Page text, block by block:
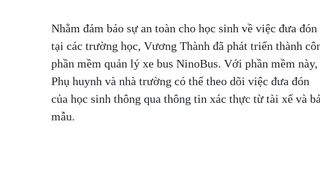
Nhằm đảm bảo sự an toàn cho học sinh về việc đưa đón
tại các trường học, Vương Thành đã phát triển thành
phần mềm quản lý xe bus NinoBus. Với phần mềm này,
Phụ huynh và nhà trường có thể theo dõi việc đưa đón
của học sinh thông qua thông tin xác thực từ tài xế và
mẫu.